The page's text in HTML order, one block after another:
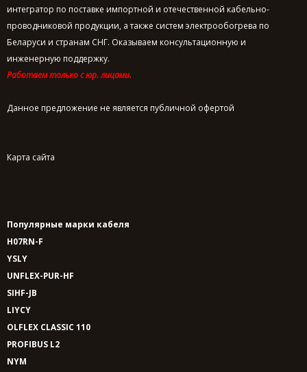
интегратор по поставке импортной и отечественной кабельно-
проводниковой продукции, а также систем электрообогрева по
Беларуси и странам СНГ. Оказываем консультационную и
инженерную поддержку.
Работаем только с юр. лицами.
Данное предложение не является публичной офертой
Карта сайта
Популярные марки кабеля
H07RN-F
YSLY
UNFLEX-PUR-HF
SIHF-JB
LIYCY
OLFLEX CLASSIC 110
PROFIBUS L2
NYM